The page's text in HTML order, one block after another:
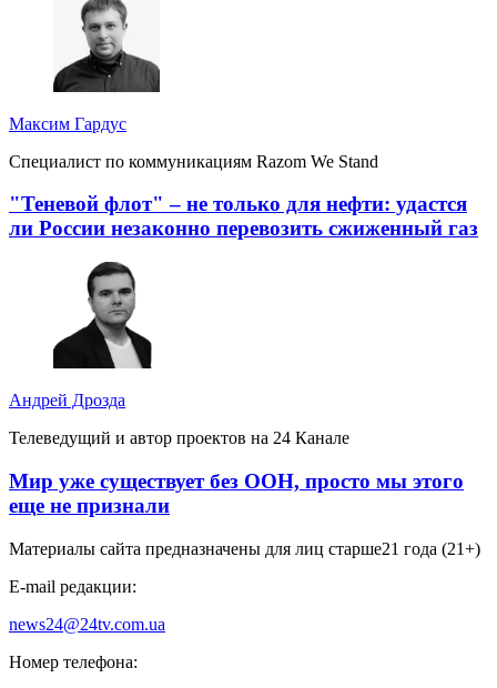
Максим Гардус
Специалист по коммуникациям Razom We Stand
"Теневой флот" – не только для нефти: удастся
ли России незаконно перевозить сжиженный газ
Андрей Дрозда
Телеведущий и автор проектов на 24 Канале
Мир уже существует без ООН, просто мы этого
еще не признали
Материалы сайта предназначены для лиц старше21 года (21+)
E-mail редакции:
news24@24tv.com.ua
Номер телефона: